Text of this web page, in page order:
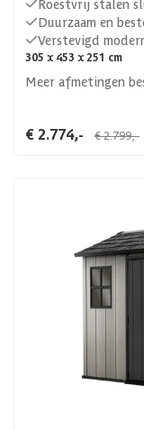
Roestvrij stalen
Duurzaam en
Verstevigd
305 x 453 x 251 cm
Meer afmetingen
€ 2.774,- € 2.799,-